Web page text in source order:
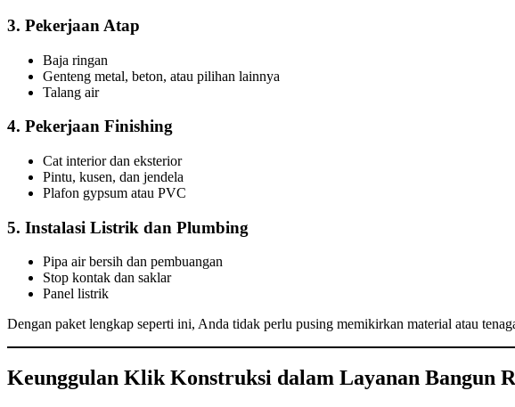
3. Pekerjaan Atap
Baja ringan
Genteng metal, beton, atau pilihan lainnya
Talang air
4. Pekerjaan Finishing
Cat interior dan eksterior
Pintu, kusen, dan jendela
Plafon gypsum atau PVC
5. Instalasi Listrik dan Plumbing
Pipa air bersih dan pembuangan
Stop kontak dan saklar
Panel listrik
Dengan paket lengkap seperti ini, Anda tidak perlu pusing memikirkan material atau
Keunggulan Klik Konstruksi dalam Layanan Bangun